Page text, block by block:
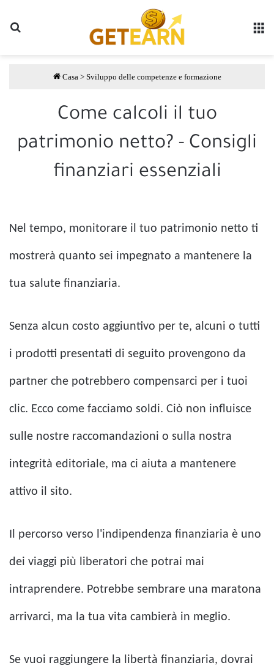
Casa > Sviluppo delle competenze e formazione
Come calcoli il tuo
patrimonio netto? - Consigli
finanziari essenziali
Nel tempo, monitorare il tuo patrimonio netto ti
mostrerà quanto sei impegnato a mantenere la
tua salute finanziaria.
Senza alcun costo aggiuntivo per te, alcuni o tutti
i prodotti presentati di seguito provengono da
partner che potrebbero compensarci per i tuoi
clic. Ecco come facciamo soldi. Ciò non influisce
sulle nostre raccomandazioni o sulla nostra
integrità editoriale, ma ci aiuta a mantenere
attivo il sito.
Il percorso verso l'indipendenza finanziaria è uno
dei viaggi più liberatori che potrai mai
intraprendere. Potrebbe sembrare una maratona
arrivarci, ma la tua vita cambierà in meglio.
Se vuoi raggiungere la libertà finanziaria, dovrai